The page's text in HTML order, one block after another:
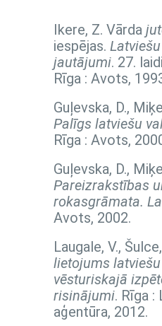
Ikere, Z. Vārda
iespējas.
jautājumi. 27.
Rīga : Avots,
Guļevska, D.,
Palīgs latviešu
Rīga : Avots,
Guļevska, D.,
Pareizrakstības
rokasgrāmata.
Avots, 2002.
Laugale, V.,
lietojums
vēsturiskajā
risinājumi. Rīga :
aģentūra, 2012.